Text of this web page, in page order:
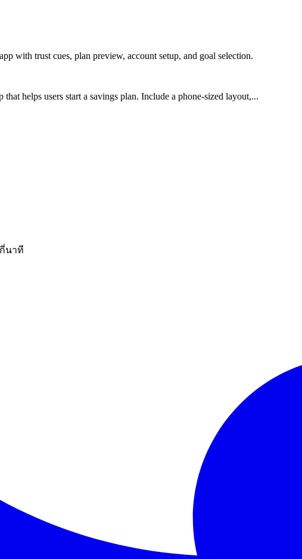
with trust cues, plan preview, account setup, and goal selection.
helps users start a savings plan. Include a phone-sized layout,...
นาที